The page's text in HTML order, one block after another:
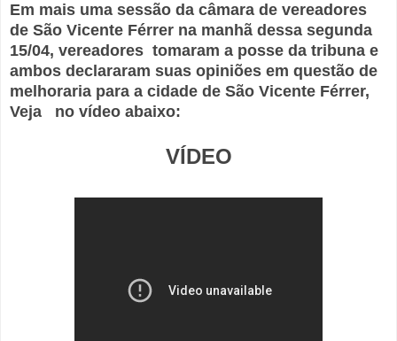
Em mais uma sessão da câmara de vereadores
de São Vicente Férrer na manhã dessa segunda
15/04, vereadores tomaram a posse da tribuna e
ambos declararam suas opiniões em questão de
melhoraria para a cidade de São Vicente Férrer,
Veja no vídeo abaixo:
VÍDEO